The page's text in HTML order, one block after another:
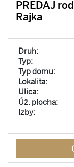
PREDAJ
Rajka
Druh:
Typ:
Typ domu:
Lokalita:
Ulica:
Úž. plocha:
Izby: